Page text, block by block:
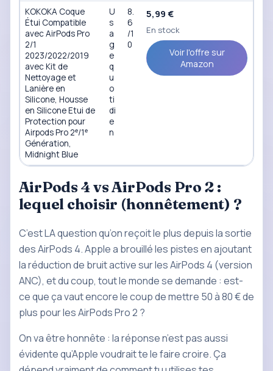
KOKOKA Coque
Étui Compatible
avec AirPods Pro
2/1
2023/2022/2019
avec Kit de
Nettoyage et
Lanière en
Silicone, Housse
en Silicone Etui de
Protection pour
Airpods Pro 2ᵉ/1ᵉ
Génération,
Midnight Blue
U
s
a
g
e
q
u
o
ti
di
e
n
8.
6
/1
0
5,99 €
En stock
Voir l'offre sur
Amazon
AirPods 4 vs AirPods Pro 2 :
lequel choisir (honnêtement) ?
C’est LA question qu’on reçoit le plus depuis la sortie
desAirPods 4. Apple a brouillé les pistes en ajoutant
la réduction de bruit active sur les AirPods 4 (version
ANC), et du coup, tout le monde se demande : est-
ce que ça vaut encore le coup de mettre 50 à 80 € de
plus pour les AirPods Pro 2 ?
On va être honnête : la réponse n’est pas aussi
évidente qu’Apple voudrait te le faire croire. Ça